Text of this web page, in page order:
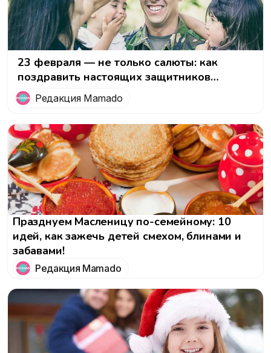
23 февраля — не только салюты: как
поздравить настоящих защитников
Отечества
Редакция Mamado
Празднуем Масленицу по-семейному: 10
идей, как зажечь детей смехом, блинами и
забавами!
Редакция Mamado